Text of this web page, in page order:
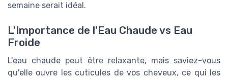
semaine serait idéal.
L'Importance de l'Eau Chaude vs Eau
Froide
L'eau chaude peut être relaxante, mais saviez-vous
qu'elle ouvre les cuticules de vos cheveux, ce qui les